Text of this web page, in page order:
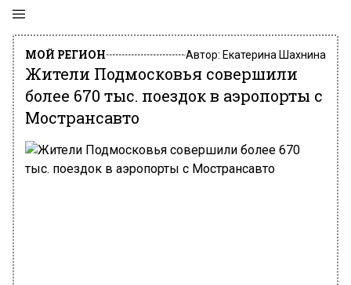
МОЙ РЕГИОН Автор: Екатерина Шахнина
Жители Подмосковья совершили
более 670 тыс. поездок в аэропорты с
Мострансавто